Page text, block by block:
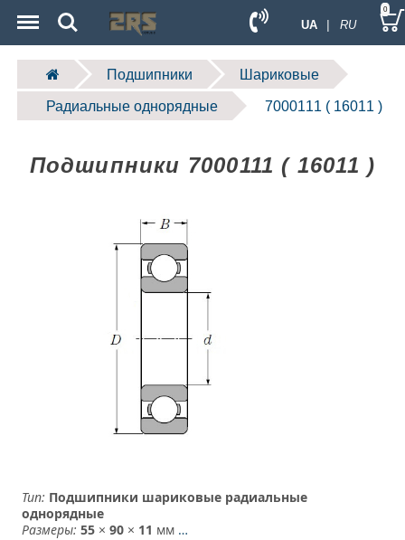
UA | RU
Search 0
Подшипники Шариковые
Радиальные однорядные 7000111 ( 16011 )
Подшипники 7000111 ( 16011 )
Тип: Подшипники шариковые радиальные
однорядные
Размеры: 55 ×90 × 11 мм …